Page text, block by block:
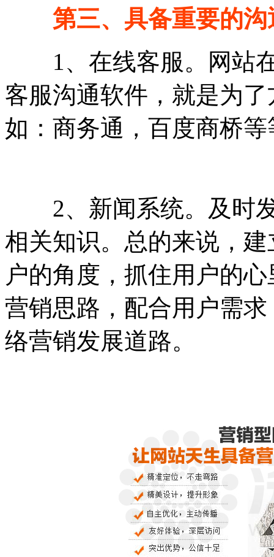
第三、具备重要的
1、在线客服。网站在
客服沟通软件，就是为
如：商务通，百度商桥
2、新闻系统。及时发
相关知识。总的来说，
户的角度，抓住用户的
营销思路，配合用户需
络营销发展道路。